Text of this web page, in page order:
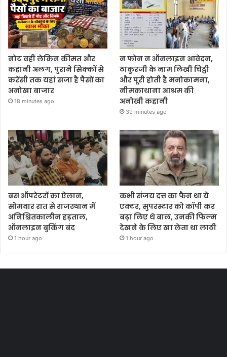
नोट वही लेकिन कीमत और
कहानी अलग, पुराने सिक्कों से
करेंसी तक यहां सजा है पैसों का
अनोखा बाजार
18 minutes ago
न फोन न ऑनलाइन आवेदन,
ठाकुरजी के नाम लिखी चिट्ठी
और पूरी होती है मनोकामना,
नीमकाथाना आश्रम की
अनोखी कहानी
39 minutes ago
बस ऑपरेटरों का ऐलान,
सोमवार रात से राजस्थान में
अनिश्चितकालीन हड़ताल,
ऑनलाइन बुकिंग बंद
1 hour ago
कभी संजय दत्त का फैन था ये
एक्टर, सुपरस्टार को कॉपी कर
बढ़ा लिए थे बाल, उनकी फिल्म
देखने के लिए खा लेता था लाठी
1 hour ago